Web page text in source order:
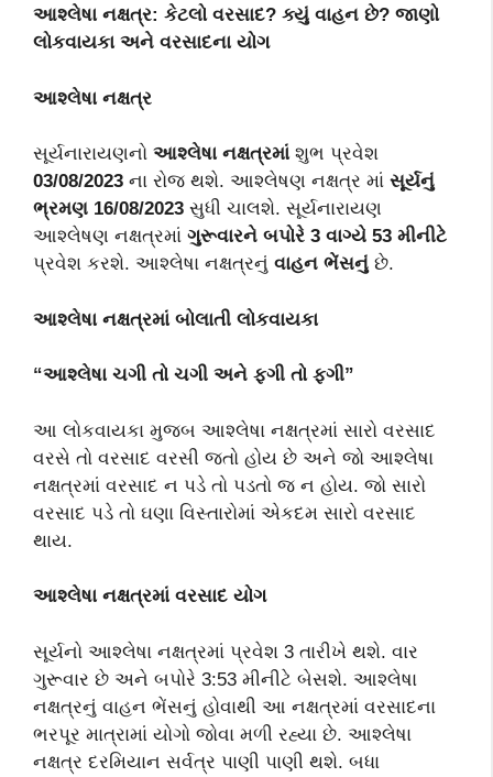
આશ્લેષા નક્ષત્ર: કેટલો વરસાદ? ક્યું વાહન છે? જાણો
લોકવાયકા અને વરસાદના યોગ
આશ્લેષા નક્ષત્ર
સૂર્યનારાયણનો આશ્લેષા નક્ષત્રમાંશુભ પ્રવેશ
03/08/2023 ના રોજ થશે. આશ્લેષણ નક્ષત્ર માં સૂર્યનું
ભ્રમણ 16/08/2023 સુધી ચાલશે. સૂર્યનારાયણ
આશ્લેષણ નક્ષત્રમાં ગુરૂવારને બપોરે 3 વાગ્યે 53 મીનીટે
પ્રવેશ કરશે. આશ્લેષા નક્ષત્રનું વાહન ભેંસનું છે.
આશ્લેષા નક્ષત્રમાં બોલાતી લોકવાયકા
“આશ્લેષા ચગી તો ચગી અને ફગી તો ફગી”
આ લોકવાયકા મુજબ આશ્લેષા નક્ષત્રમાં સારો વરસાદ
વરસે તો વરસાદ વરસી જતો હોય છે અને જો આશ્લેષા
નક્ષત્રમાં વરસાદ ન પડે તો પડતો જ ન હોય. જો સારો
વરસાદ પડે તો ઘણા વિસ્તારોમાં એકદમ સારો વરસાદ
થાય.
આશ્લેષા નક્ષત્રમાં વરસાદ યોગ
સૂર્યનો આશ્લેષા નક્ષત્રમાં પ્રવેશ 3 તારીખે થશે. વાર
ગુરૂવાર છે અને બપોરે 3:53 મીનીટે બેસશે. આશ્લેષા
નક્ષત્રનું વાહન ભેંસનું હોવાથી આ નક્ષત્રમાં વરસાદના
ભરપૂર માત્રામાં યોગો જોવા મળી રહ્યા છે. આશ્લેષા
નક્ષત્ર દરમિયાન સર્વત્ર પાણી પાણી થશે. બધા